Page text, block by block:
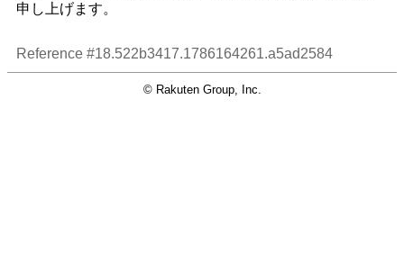
申し上げます。
Reference #18.522b3417.1786164261.a5ad2584
© Rakuten Group, Inc.